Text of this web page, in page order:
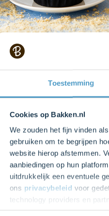
Toestemming
Cookies op Bakken.nl
We zouden het fijn vinden
gebruiken om te begrijpen
website hierop afstemmen.
aanbiedingen op hun
uitdrukkelijk een eventuele
ons privacybeleid voor
technology providers en
toestemming intrekken.